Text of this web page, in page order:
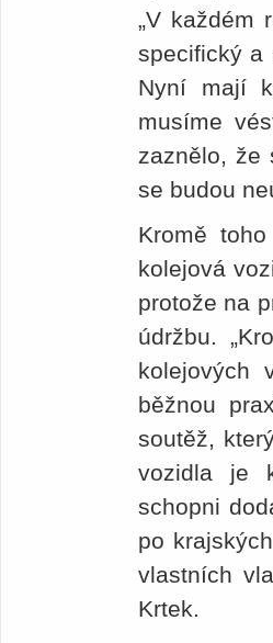
„V každém
specifický a
Nyní mají
musíme
zaznělo, že
se budou
Kromě
kolejová
protože na
údržbu.
kolejových
běžnou
soutěž,
vozidla je
schopni
po
vlastních
Krtek.